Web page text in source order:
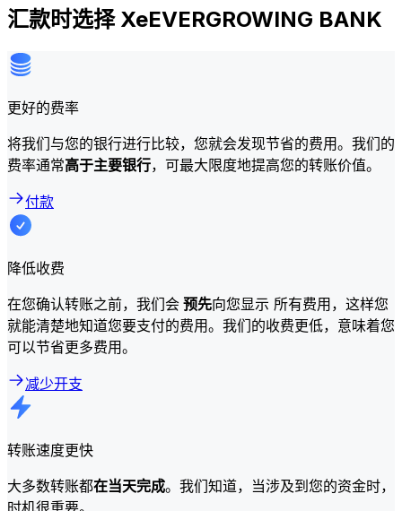
汇款时选择 XeEVERGROWING BANK
更好的费率
将我们与您的银行进行比较，您就会发现节省的费用。我们的
费率通常高于主要银行，可最大限度地提高您的转账价值。
付款
降低收费
在您确认转账之前，我们会 预先向您显示 所有费用，这样您
就能清楚地知道您要支付的费用。我们的收费更低，意味着您
可以节省更多费用。
减少开支
转账速度更快
大多数转账都在当天完成。我们知道，当涉及到您的资金时，
时机很重要。